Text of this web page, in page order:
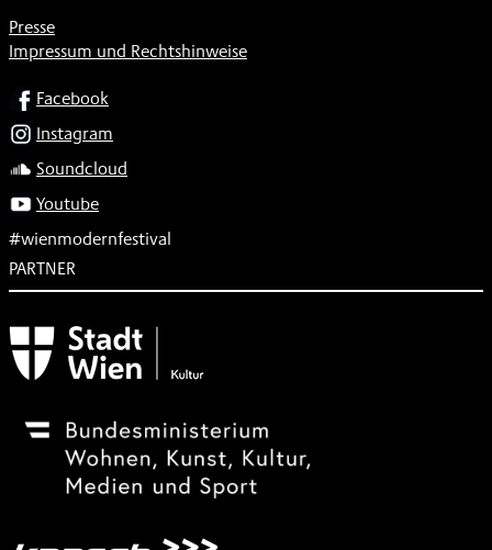
Presse
Impressum und Rechtshinweise
SOCIALFacebook
Instagram
Soundcloud
Youtube
#wienmodernfestival
PARTNER
Subventionsgeber